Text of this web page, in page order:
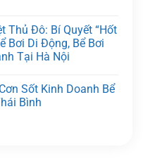
Thủ Đô: Bí Quyết “Hốt
Bơi Di Động, Bể Bơi
Tại Hà Nội
Sốt Kinh Doanh Bể
Bình